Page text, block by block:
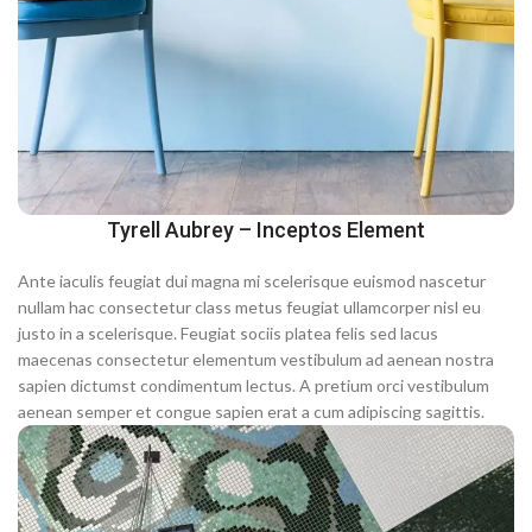
Tyrell Aubrey – Inceptos Element
Ante iaculis feugiat dui magna mi scelerisque euismod nascetur
nullam hac consectetur class metus feugiat ullamcorper nisl eu
justo in a scelerisque. Feugiat sociis platea felis sed lacus
maecenas consectetur elementum vestibulum ad aenean nostra
sapien dictumst condimentum lectus. A pretium orci vestibulum
aenean semper et congue sapien erat a cum adipiscing sagittis.